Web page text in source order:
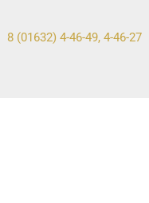
8 (01632) 4-46-49, 4-46-27